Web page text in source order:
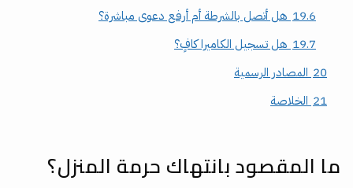
19.6 هل أتصل بالشرطة أم أرفع دعوى مباشرة؟
19.7 هل تسجيل الكاميرا كافٍ؟
20 المصادر الرسمية
21 الخلاصة
ما المقصود بانتهاك حرمة المنزل؟